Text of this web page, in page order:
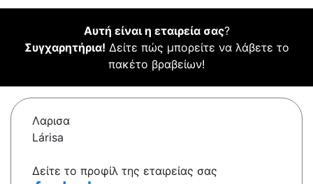
Αυτή είναι η εταιρεία σας?
Συγχαρητήρια! Δείτε πώς μπορείτε να λάβετε το
πακέτο βραβείων!
Λαρισα
Lárisa
Δείτε το προφίλ της εταιρείας σας